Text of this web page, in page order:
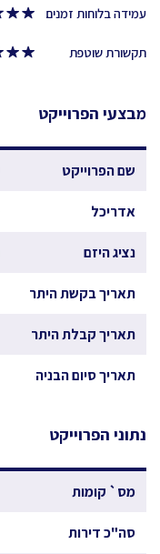
עמידה בלוחות זמנים
תקשורת שוטפת
מבצעי הפרוייקט
שם הפרוייקט
אדריכל
נציג היזם
תאריך בקשת היתר
תאריך קבלת היתר
תאריך סיום הבניה
נתוני הפרוייקט
מס` קומות
סה"כ דירות